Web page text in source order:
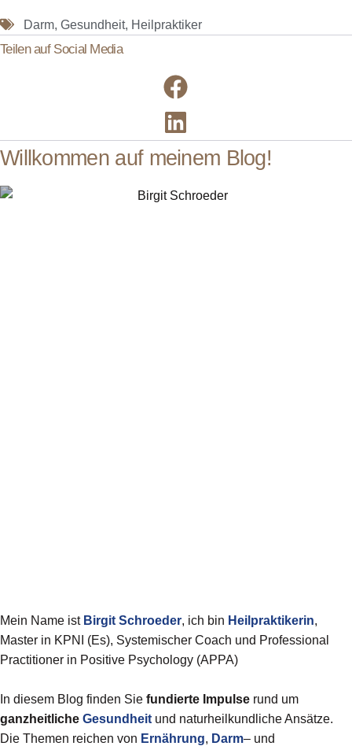
Darm, Gesundheit, Heilpraktiker
Teilen auf Social Media
Willkommen auf meinem Blog!
Mein Name ist Birgit Schroeder, ich bin Heilpraktikerin,
Master in KPNI (Es), Systemischer Coach und Professional
Practitioner in Positive Psychology (APPA)
In diesem Blog finden Sie fundierte Impulse rund um
ganzheitliche Gesundheit und naturheilkundliche Ansätze.
Die Themen reichen von Ernährung, Darm– und